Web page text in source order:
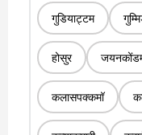
गुडियाट्टम
होसुर
कलासपक्कमॉ